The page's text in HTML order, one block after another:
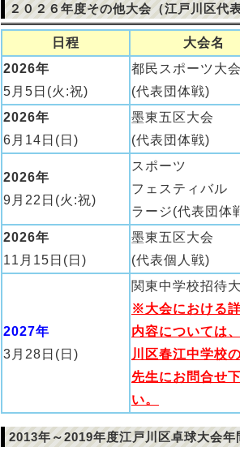
２０２６年度その他大会（江戸川区代
日程 大会名
2026年
5月5日(火:祝)
都民スポーツ大会
(代表団体戦)
2026年
6月14日(日)
墨東五区大会
(代表団体戦)
2026年
9月22日(火:祝)
スポーツ
フェスティバル
ラージ(代表団体
2026年
11月15日(日)
墨東五区大会
(代表個人戦)
2027年
3月28日(日)
関東中学校招待
※大会における
内容については
川区春江中学校
先生にお問合せ
い。
2013年～2019年度江戸川区卓球大会年